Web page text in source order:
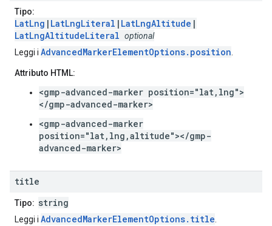
Tipo:
LatLng | LatLngLiteral | LatLngAltitude |
LatLngAltitudeLiteral optional
Leggi i AdvancedMarkerElementOptions.position.
Attributo HTML:
<gmp-advanced-marker position="lat,lng">
</gmp-advanced-marker>
<gmp-advanced-marker
position="lat,lng,altitude"></gmp-
advanced-marker>
title
Tipo: string
Leggi i AdvancedMarkerElementOptions.title.